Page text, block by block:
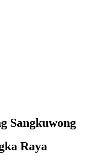
Sangkuwong
Raya